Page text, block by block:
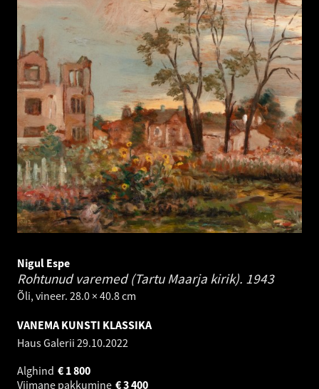
Nigul Espe
Rohtunud varemed (Tartu Maarja kirik). 1943
Õli, vineer. 28.0 × 40.8 cm
VANEMA KUNSTI KLASSIKA
Haus Galerii 29.10.2022
Alghind
1 800
€
Viimane pakkumine
3 400
€